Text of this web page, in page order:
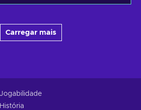
Carregar mais
Jogabilidade
História